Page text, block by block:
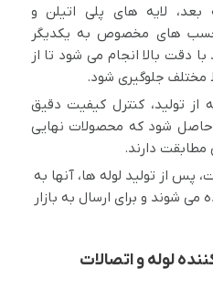
بعد، لایه های پلی اتیلن و
چسب های مخصوص به یکدیگر
دقت بالا انجام می شود تا از
مختلف جلوگیری شود.
از تولید، کنترل کیفیت دقیق
حاصل شود که محصولات نهایی
مطابقت دارند.
پس از تولید لوله ها، آنها به
شوند و برای ارسال به بازار
لوله و اتصالات